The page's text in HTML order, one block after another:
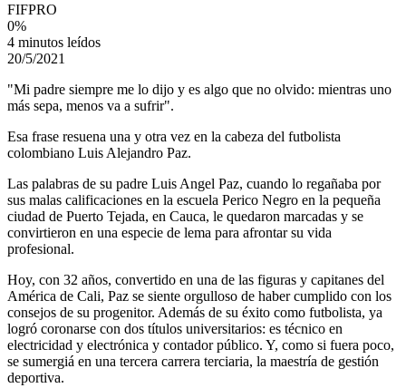
FIFPRO
0%
4 minutos leídos
20/5/2021
"Mi padre siempre me lo dijo y es algo que no olvido: mientras uno
más sepa, menos va a sufrir".
Esa frase resuena una y otra vez en la cabeza del futbolista
colombiano Luis Alejandro Paz.
Las palabras de su padre Luis Angel Paz, cuando lo regañaba por
sus malas calificaciones en la escuela Perico Negro en la pequeña
ciudad de Puerto Tejada, en Cauca, le quedaron marcadas y se
convirtieron en una especie de lema para afrontar su vida
profesional.
Hoy, con 32 años, convertido en una de las figuras y capitanes del
América de Cali, Paz se siente orgulloso de haber cumplido con los
consejos de su progenitor. Además de su éxito como futbolista, ya
logró coronarse con dos títulos universitarios: es técnico en
electricidad y electrónica y contador público. Y, como si fuera poco,
se sumergiá en una tercera carrera terciaria, la maestría de gestión
deportiva.